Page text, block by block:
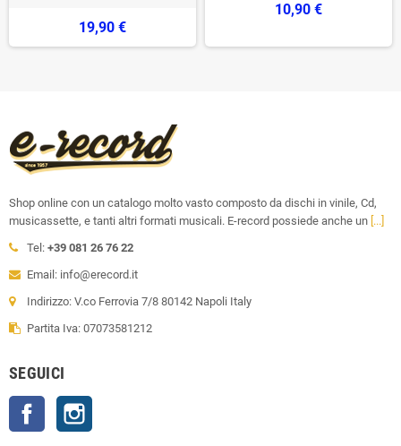
19,90 €
10,90 €
Shop online con un catalogo molto vasto composto da dischi in vinile, Cd,
musicassette, e tanti altri formati musicali. E-record possiede anche un [...]
Tel: +39 081 26 76 22
Email: info@erecord.it
Indirizzo: V.co Ferrovia 7/8 80142 Napoli Italy
Partita Iva: 07073581212
SEGUICI
Facebook